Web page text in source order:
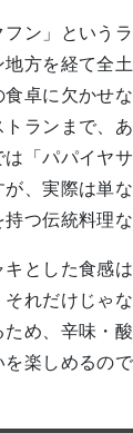
ン」という
方を経て全
卓に欠かせな
ランまで、
「パパイヤ
、実際は単
つ伝統料理な
とした食感
れだけじゃ
め、辛味・
楽しめるので